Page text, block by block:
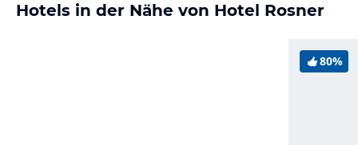
Hotels in der Nähe von Hotel Rosner
80%